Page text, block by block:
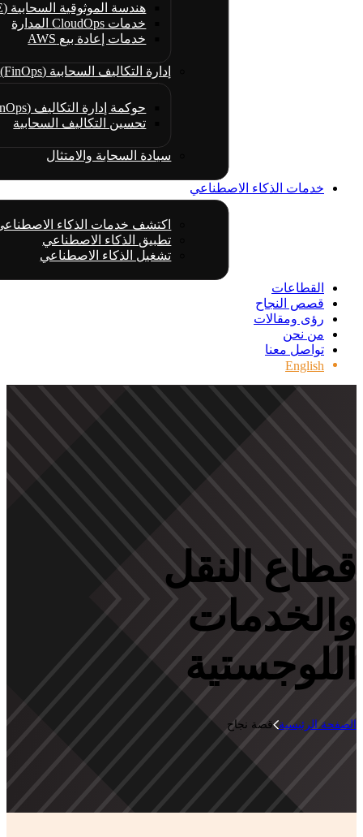
هندسة الموثوقية السحابية (CRE)
خدمات CloudOps المدارة
خدمات إعادة بيع AWS
إدارة التكاليف السحابية (FinOps)
حوكمة إدارة التكاليف (FinOps)
تحسين التكاليف السحابية
سيادة السحابة والامتثال
خدمات الذكاء الاصطناعي
اكتشف خدمات الذكاء
تطبيق الذكاء الاصطناعي
تشغيل الذكاء الاصطناعي
القطاعات
قصص النجاح
رؤى ومقالات
من نحن
تواصل معنا
English
قطاع النقل
والخدمات
اللوجستية
الصفحة الرئيسية قصة نجاح